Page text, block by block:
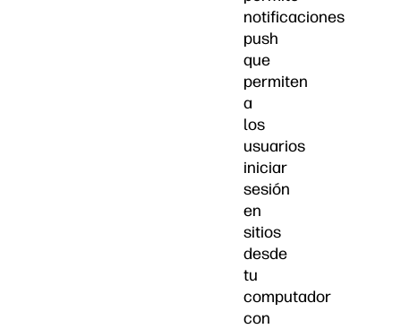
notificaciones
push
que
permiten
a
los
usuarios
iniciar
sesión
en
sitios
desde
tu
computador
con